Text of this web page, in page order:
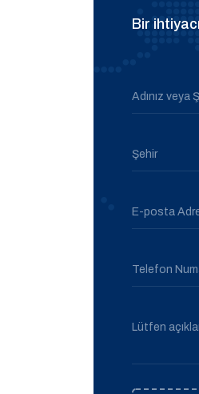
Bir
Adınız veya
Şehir
E-posta
Telefon
Lütfen